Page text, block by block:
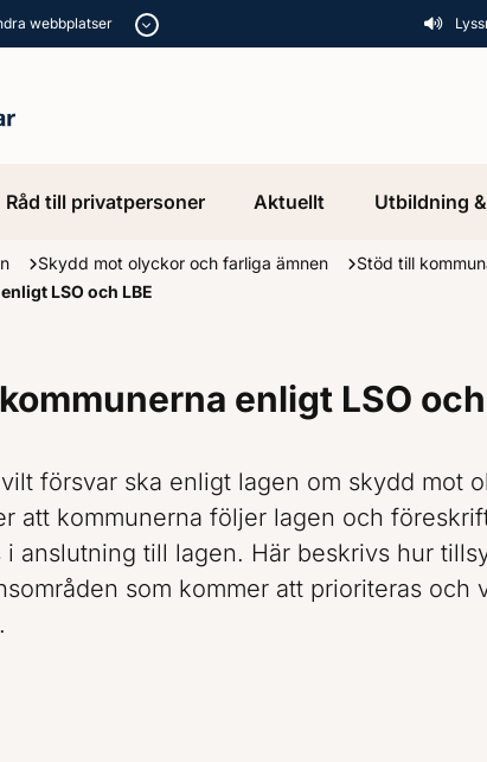
webbplatser
Råd till privatpersoner Aktuellt Utbildning
Skydd mot olyckor och farliga ämnen Stöd till
LSO och LBE
enligt LSO och
försvar ska enligt lagen om skydd mot
att kommunerna följer lagen och
i anslutning till lagen. Här beskrivs hur
som kommer att prioriteras och